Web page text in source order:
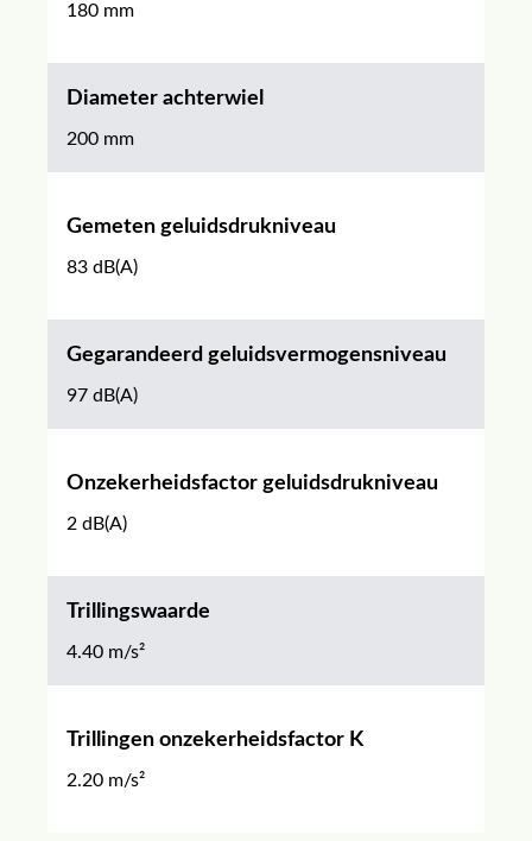
180 mm
Diameter achterwiel
200 mm
Gemeten geluidsdrukniveau
83 dB(A)
Gegarandeerd geluidsvermogensniveau
97 dB(A)
Onzekerheidsfactor geluidsdrukniveau
2 dB(A)
Trillingswaarde
4.40 m/s²
Trillingen onzekerheidsfactor K
2.20 m/s²